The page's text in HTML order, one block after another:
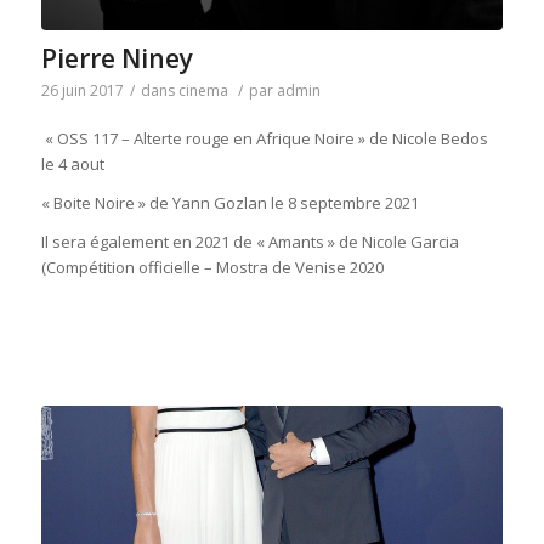
Pierre Niney
26 juin 2017 / dans cinema / par admin
« OSS 117 – Alterte rouge en Afrique Noire » de Nicole Bedos
le 4 aout
« Boite Noire » de Yann Gozlan le 8 septembre 2021
Il sera également en 2021 de « Amants » de Nicole Garcia
(Compétition officielle – Mostra de Venise 2020